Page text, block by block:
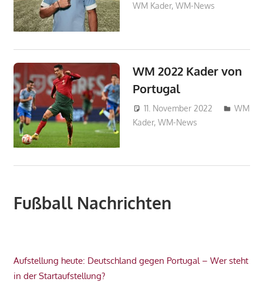
WM Kader,WM-News
WM 2022 Kader von
Portugal
11. November 2022
WM
Kader,WM-News
Fußball Nachrichten
Aufstellung heute: Deutschland gegen Portugal – Wer steht
in der Startaufstellung?